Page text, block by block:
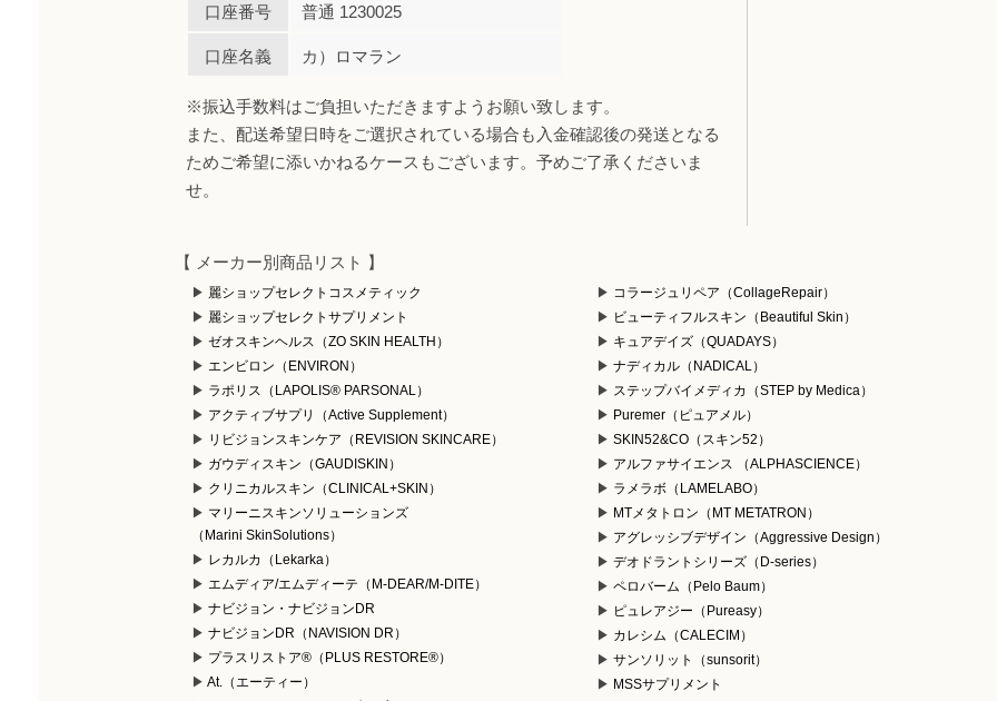
口座番号 普通 1230025
口座名義 カ）ロマラン
※振込手数料はご負担いただきますようお願い致します。
また、配送希望日時をご選択されている場合も入金確認後の発送となる
ためご希望に添いかねるケースもございます。予めご了承くださいま
せ。
【 メーカー別商品リスト 】
麗ショップセレクトコスメティック
麗ショップセレクトサプリメント
ゼオスキンヘルス（ZO SKIN HEALTH）
エンビロン（ENVIRON）
ラポリス（LAPOLIS® PARSONAL）
アクティブサプリ（Active Supplement）
リビジョンスキンケア（REVISION SKINCARE）
ガウディスキン（GAUDISKIN）
クリニカルスキン（CLINICAL+SKIN）
マリーニスキンソリューションズ
（Marini SkinSolutions）
レカルカ（Lekarka）
エムディア/エムディーテ（M-DEAR/M-DITE）
ナビジョン・ナビジョンDR
ナビジョンDR（NAVISION DR）
プラスリストア®（PLUS RESTORE®）
At.（エーティー）
コラージュリペア（CollageRepair）
ビューティフルスキン（Beautiful Skin）
キュアデイズ（QUADAYS）
ナディカル（NADICAL）
ステップバイメディカ（STEP by Medica）
Puremer（ピュアメル）
SKIN52&CO（スキン52）
アルファサイエンス （ALPHASCIENCE）
ラメラボ（LAMELABO）
MTメタトロン（MT METATRON）
アグレッシブデザイン（Aggressive Design）
デオドラントシリーズ（D-series）
ペロバーム（Pelo Baum）
ピュレアジー（Pureasy）
カレシム（CALECIM）
サンソリット（sunsorit）
MSSサプリメント